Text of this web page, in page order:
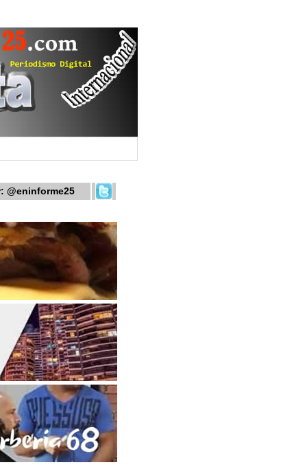
@eninforme25